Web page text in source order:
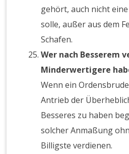
gehört, auch nicht
solle, außer aus dem
Schafen.
Wer nach Besserem
Minderwertigere
Wenn ein
Antrieb der
Besseres zu haben
solcher Anmaßung
Billigste verdienen.